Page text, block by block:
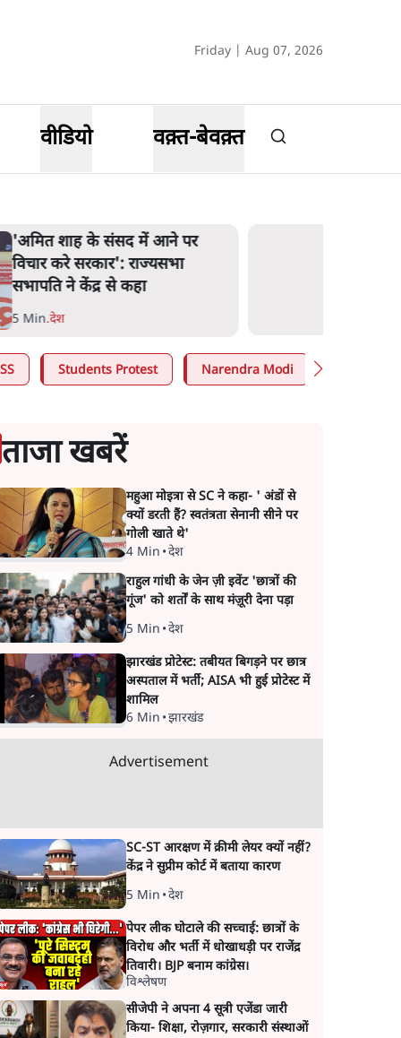
Friday | Aug 07, 2026
वीडियो वक़्त-बेवक़्त
'अमित शाह के संसद में आने पर
विचार करे सरकार': राज्यसभा
सभापति ने केंद्र से कहा
5 Min.देश
Students Protest Narendra Modi
ताजा खबरें
महुआ मोइत्रा से SC ने कहा- ' अंडों से
क्यों डरती हैं? स्वतंत्रता सेनानी सीने पर
गोली खाते थे'
4 Min •देश
राहुल गांधी के जेन ज़ी इवेंट 'छात्रों की
गूंज' को शर्तों के साथ मंज़ूरी देना पड़ा
5 Min •देश
झारखंड प्रोटेस्ट: तबीयत बिगड़ने पर छात्र
अस्पताल में भर्ती; AISA भी हुई प्रोटेस्ट में
शामिल
6 Min •झारखंड
Advertisement
SC-ST आरक्षण में क्रीमी लेयर क्यों नहीं?
केंद्र ने सुप्रीम कोर्ट में बताया कारण
5 Min •देश
पेपर लीक घोटाले की सच्चाई: छात्रों के
विरोध और भर्ती में धोखाधड़ी पर राजेंद्र
तिवारी। BJP बनाम कांग्रेस।
विश्लेषण
सीजेपी ने अपना 4 सूत्री एजेंडा जारी
किया- शिक्षा, रोज़गार, सरकारी संस्थाओं